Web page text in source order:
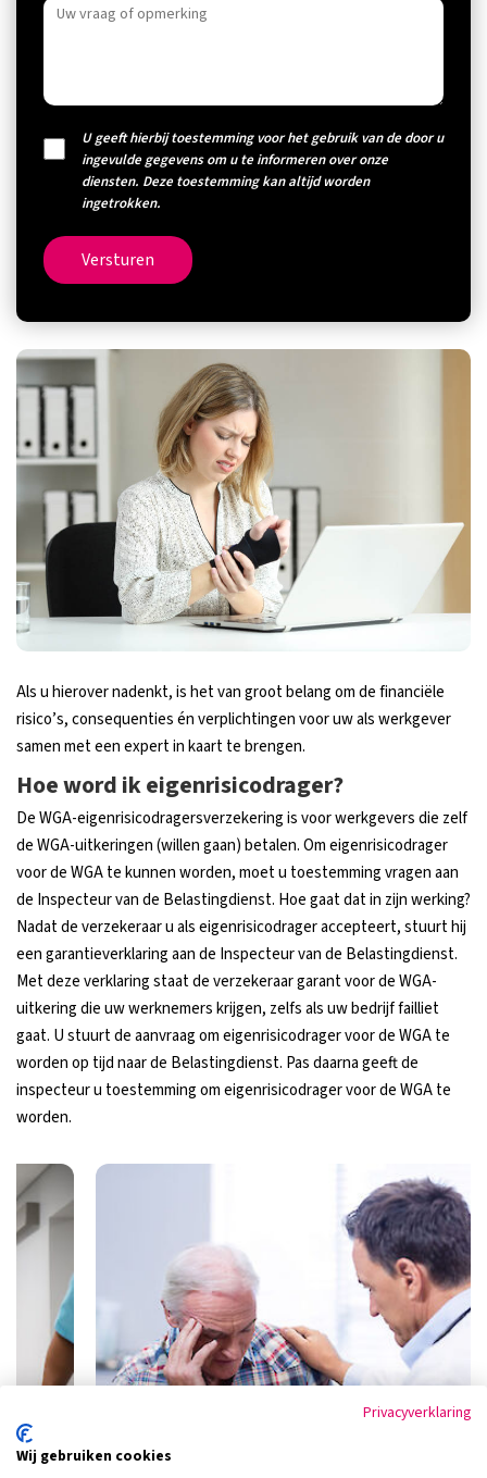
U geeft hierbij toestemming voor het gebruik van de door u
ingevulde gegevens om u te informeren over onze
diensten. Deze toestemming kan altijd worden
ingetrokken.
Versturen
Als u hierover nadenkt, is het van groot belang om de financiële
risico’s, consequenties én verplichtingen voor uw als werkgever
samen met een expert in kaart te brengen.
Hoe word ik eigenrisicodrager?
De WGA-eigenrisicodragersverzekering is voor werkgevers die zelf
de WGA-uitkeringen (willen gaan) betalen. Om eigenrisicodrager
voor de WGA te kunnen worden, moet u toestemming vragen aan
de Inspecteur van de Belastingdienst. Hoe gaat dat in zijn werking?
Nadat de verzekeraar u als eigenrisicodrager accepteert, stuurt hij
een garantieverklaring aan de Inspecteur van de Belastingdienst.
Met deze verklaring staat de verzekeraar garant voor de WGA-
uitkering die uw werknemers krijgen, zelfs als uw bedrijf failliet
gaat. U stuurt de aanvraag om eigenrisicodrager voor de WGA te
worden op tijd naar de Belastingdienst. Pas daarna geeft de
inspecteur u toestemming om eigenrisicodrager voor de WGA te
worden.
Privacyverklaring
Wij gebruiken cookies